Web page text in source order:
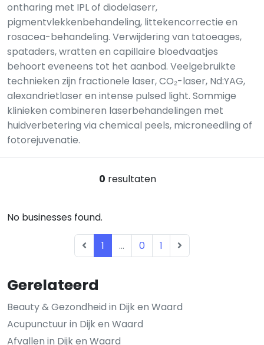
ontharing met IPL of diodelaserr,
pigmentvlekkenbehandeling, littekencorrectie en
rosacea-behandeling. Verwijdering van tatoeages,
spataders, wratten en capillaire bloedvaatjes
behoort eveneens tot het aanbod. Veelgebruikte
technieken zijn fractionele laser, CO₂-laser, Nd:YAG,
alexandrietlaser en intense pulsed light. Sommige
klinieken combineren laserbehandelingen met
huidverbetering via chemical peels, microneedling of
fotorejuvenatie.
Gerelateerd
Beauty & Gezondheid in Dijk en Waard
Acupunctuur in Dijk en Waard
Afvallen in Dijk en Waard
0 resultaten
No businesses found.
1 ... 0 1